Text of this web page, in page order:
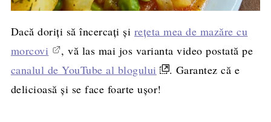
Dacă doriți să încercați și rețeta mea de mazăre cu
morcovi
, vă las mai jos varianta video postată pe
canalul de YouTube al blogului
. Garantez că e
delicioasă și se face foarte ușor!